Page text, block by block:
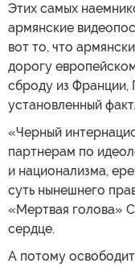
Этих самых
армянские
вот то, что
дорогу
сброду из Франции,
установленный факт.
«Черный
партнерам по
и национализма,
суть нынешнего
«Мертвая голова»
сердце.
А потому